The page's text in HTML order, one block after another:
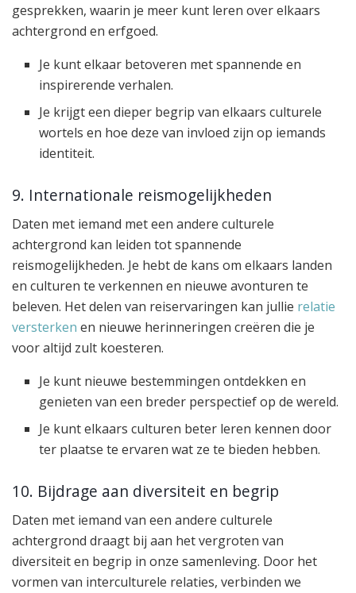
gesprekken, waarin je meer kunt leren over elkaars
achtergrond en erfgoed.
Je kunt elkaar betoveren met spannende en
inspirerende verhalen.
Je krijgt een dieper begrip van elkaars culturele
wortels en hoe deze van invloed zijn op iemands
identiteit.
9. Internationale reismogelijkheden
Daten met iemand met een andere culturele
achtergrond kan leiden tot spannende
reismogelijkheden. Je hebt de kans om elkaars landen
en culturen te verkennen en nieuwe avonturen te
beleven. Het delen van reiservaringen kan jullie relatie
versterken en nieuwe herinneringen creëren die je
voor altijd zult koesteren.
Je kunt nieuwe bestemmingen ontdekken en
genieten van een breder perspectief op de wereld.
Je kunt elkaars culturen beter leren kennen door
ter plaatse te ervaren wat ze te bieden hebben.
10. Bijdrage aan diversiteit en begrip
Daten met iemand van een andere culturele
achtergrond draagt bij aan het vergroten van
diversiteit en begrip in onze samenleving. Door het
vormen van interculturele relaties, verbinden we